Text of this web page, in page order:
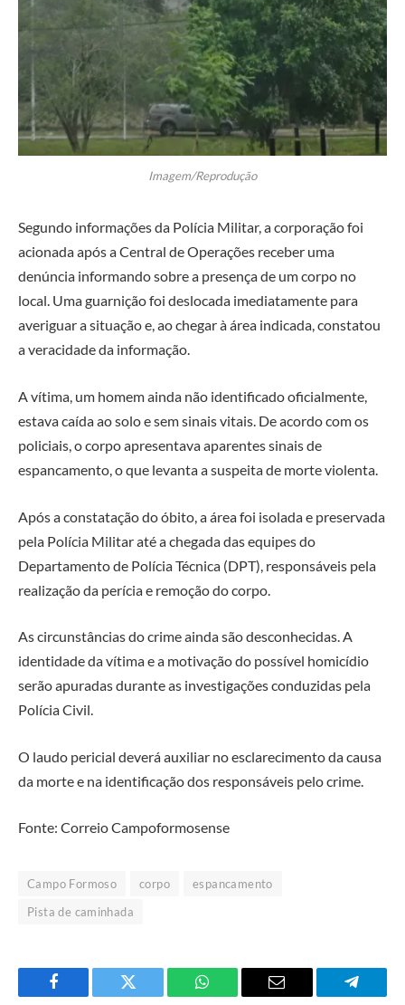
Imagem/Reprodução
Segundo informações da Polícia Militar, a corporação foi
acionada após a Central de Operações receber uma
denúncia informando sobre a presença de um corpo no
local. Uma guarnição foi deslocada imediatamente para
averiguar a situação e, ao chegar à área indicada, constatou
a veracidade da informação.
A vítima, um homem ainda não identificado oficialmente,
estava caída ao solo e sem sinais vitais. De acordo com os
policiais, o corpo apresentava aparentes sinais de
espancamento, o que levanta a suspeita de morte violenta.
Após a constatação do óbito, a área foi isolada e preservada
pela Polícia Militar até a chegada das equipes do
Departamento de Polícia Técnica (DPT), responsáveis pela
realização da perícia e remoção do corpo.
As circunstâncias do crime ainda são desconhecidas. A
identidade da vítima e a motivação do possível homicídio
serão apuradas durante as investigações conduzidas pela
Polícia Civil.
O laudo pericial deverá auxiliar no esclarecimento da causa
da morte e na identificação dos responsáveis pelo crime.
Fonte: Correio Campoformosense
Campo Formoso corpo
espancamento
Pista de caminhada
Facebook Twitter
O
E-